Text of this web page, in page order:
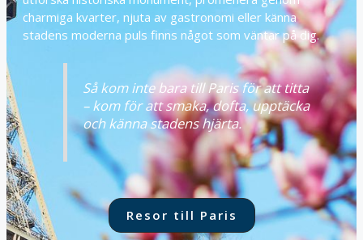
charmiga kvarter, njuta av gastronomi eller känna
stadens moderna puls finns något som väntar på dig.
Så kom inte bara till Paris för att titta
– kom för att smaka, dofta, upptäcka
och känna stadens hjärta.
Resor till Paris